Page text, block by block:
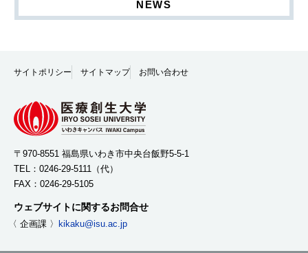
NEWS
サイトポリシー サイトマップ お問い合わせ
〒970-8551 福島県いわき市中央台飯野5-5-1
TEL： 0246-29-5111 （代）
FAX：0246-29-5105
ウェブサイトに関するお問合せ
〈 企画課 〉 kikaku@isu.ac.jp